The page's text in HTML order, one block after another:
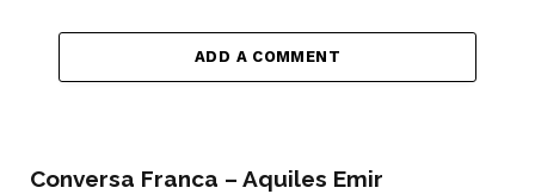
ADD A COMMENT
Conversa Franca – Aquiles Emir